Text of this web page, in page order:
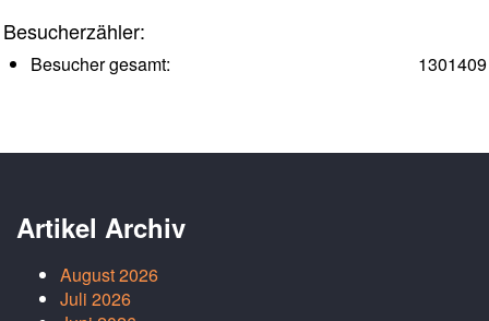
Besucherzähler:
1301409
Besucher gesamt:
Artikel Archiv
August 2026
Juli 2026